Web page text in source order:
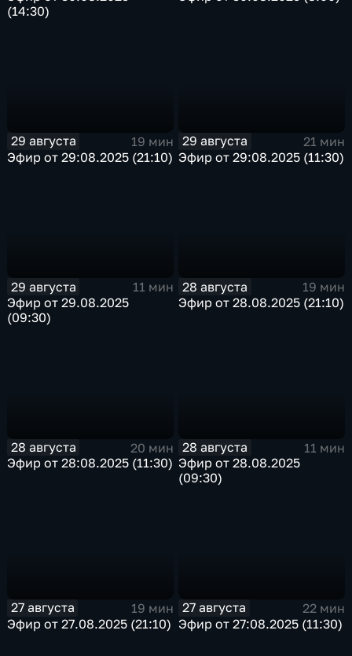
(14:30)
29 августа
19 мин
Эфир от 29:08.2025 (21:10)
29 августа
21 мин
Эфир от 29:08.2025 (11:30)
29 августа
11 мин
Эфир от 29.08.2025
(09:30)
28 августа
19 мин
Эфир от 28.08.2025 (21:10)
28 августа
20 мин
Эфир от 28:08.2025 (11:30)
28 августа
11 мин
Эфир от 28.08.2025
(09:30)
27 августа
19 мин
Эфир от 27.08.2025 (21:10)
27 августа
22 мин
Эфир от 27:08.2025 (11:30)